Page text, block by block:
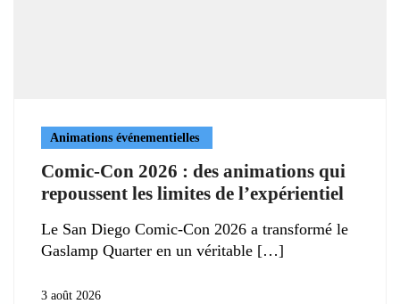
Animations événementielles
Comic-Con 2026 : des animations qui
repoussent les limites de l’expérientiel
Le San Diego Comic-Con 2026 a transformé le
Gaslamp Quarter en un véritable
3 août 2026